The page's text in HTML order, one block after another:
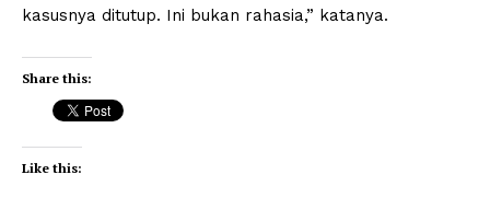
kasusnya ditutup. Ini bukan rahasia,” katanya.
Share this:
Like this: